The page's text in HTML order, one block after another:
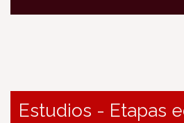
Estudios - Etapas